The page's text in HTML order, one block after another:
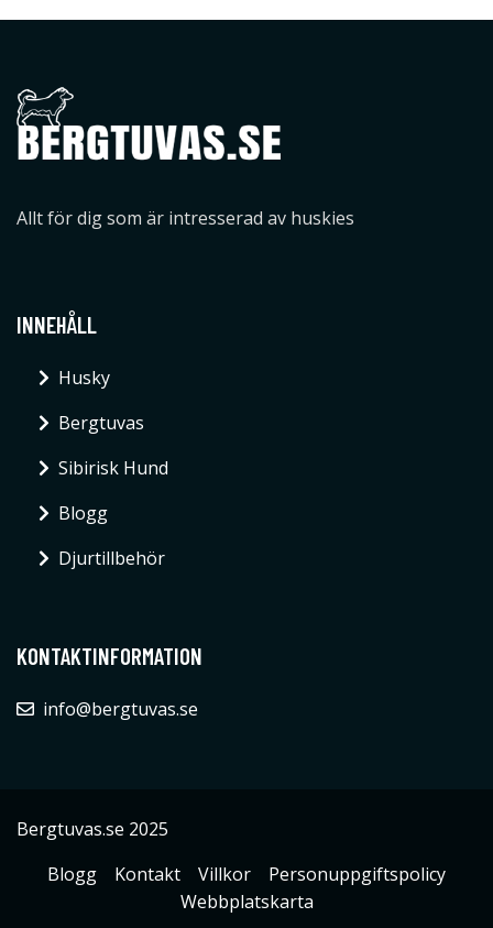
Allt för dig som är intresserad av huskies
INNEHÅLL
Husky
Bergtuvas
Sibirisk Hund
Blogg
Djurtillbehör
KONTAKTINFORMATION
info@bergtuvas.se
Bergtuvas.se 2025
Blogg
Kontakt Villkor
Personuppgiftspolicy
Webbplatskarta